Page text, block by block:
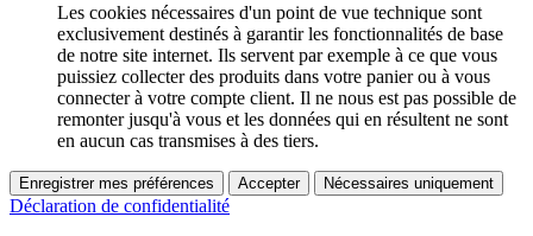
Les cookies nécessaires d'un point de vue technique sont
exclusivement destinés à garantir les fonctionnalités de base
de notre site internet. Ils servent par exemple à ce que vous
puissiez collecter des produits dans votre panier ou à vous
connecter à votre compte client. Il ne nous est pas possible de
remonter jusqu'à vous et les données qui en résultent ne sont
en aucun cas transmises à des tiers.
Enregistrer mes préférences Accepter Nécessaires uniquement
Déclaration de confidentialité